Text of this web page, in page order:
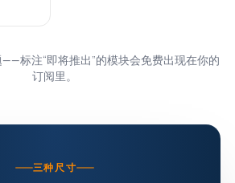
标注“即将推出”的模块会免费出现在你的
订阅里。
三种尺寸